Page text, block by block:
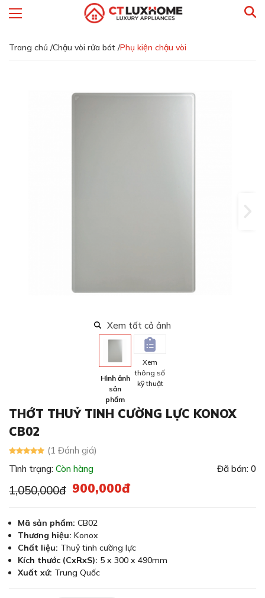
Trang chủ /Chậu vòi rửa bát /Phụ kiện chậu vòi
Xem tất cả ảnh
Hình ảnh
sản
phẩm
Xem
thông số
kỹ thuật
THỚT THUỶ TINH CƯỜNG LỰC KONOX
CB02
(1 Đánh giá)
Tình trạng: Còn hàng Đã bán: 0
1,050,000đ 900,000đ
Mã sản phẩm: CB02
Thương hiệu: Konox
Chất liệu: Thuỷ tinh cường lực
Kích thước (CxRxS): 5 x 300 x 490mm
Xuất xứ: Trung Quốc